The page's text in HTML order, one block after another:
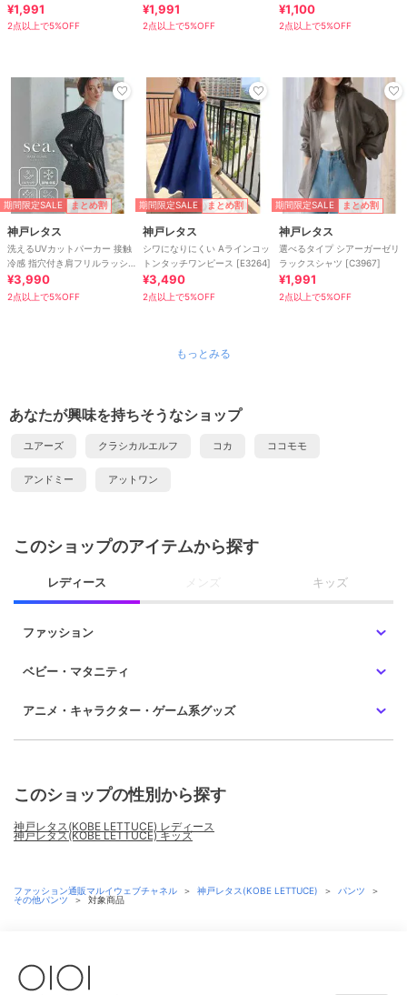
付きパーカー [C7760]
¥1,991
2点以上で5%OFF
¥1,991
2点以上で5%OFF
[C5106]
¥1,100
2点以上で5%OFF
期間限定SALE まとめ割
神戸レタス
洗えるUVカットパーカー 接触
冷感 指穴付き肩フリルラッシ
ュガード [S209]
¥3,990
2点以上で5%OFF
期間限定SALE まとめ割
神戸レタス
シワになりにくい Aラインコッ
トンタッチワンピース [E3264]
¥3,490
2点以上で5%OFF
期間限定SALE まとめ割
神戸レタス
選べるタイプ シアーガーゼリ
ラックスシャツ [C3967]
¥1,991
2点以上で5%OFF
もっとみる
あなたが興味を持ちそうなショップ
ユアーズ クラシカルエルフ コカ ココモモ
アンドミー アットワン
このショップのアイテムから探す
レディース メンズ キッズ
ファッション
ベビー・マタニティ
アニメ・キャラクター・ゲーム系グッズ
このショップの性別から探す
神戸レタス(KOBE LETTUCE) レディース
神戸レタス(KOBE LETTUCE) キッズ
ファッション通販マルイウェブチャネル ＞ 神戸レタス(KOBE LETTUCE) ＞ パンツ
＞
その他パンツ
＞ 対象商品